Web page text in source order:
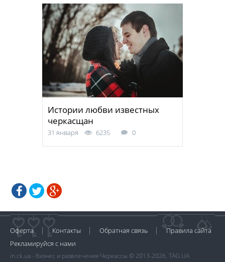
Истории любви известных
черкасщан
31 января 6235 0
Оферта Контакты Обратная связь
Правила сайта
Рекламируйся с нами
in.ck.ua - бизнес и развлечения Черкассы © 2013-2026, TAG.UA